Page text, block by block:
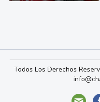
Todos Los Derechos